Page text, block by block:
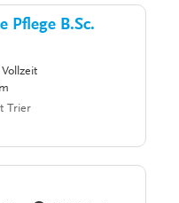
Pflege B.Sc.
Vollzeit
Trier